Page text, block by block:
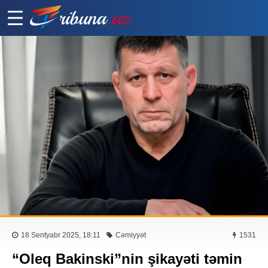
18 Sentyabr 2025, 18:11 Cəmiyyət 1531
“Oleq Bakinski”nin şikayəti təmin